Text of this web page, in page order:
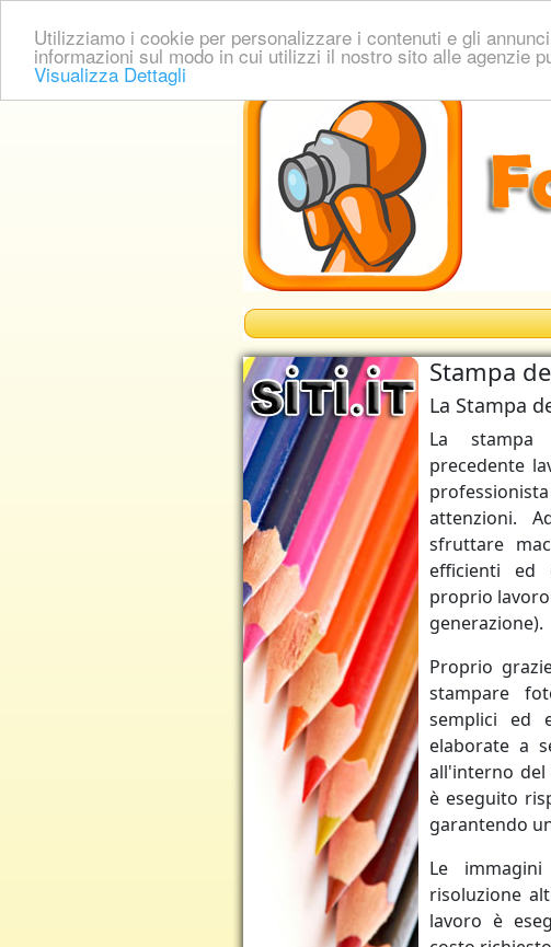
Utilizziamo i cookie per personalizzare i contenuti e gli
informazioni sul modo in cui utilizzi il nostro sito alle agenzie
Visualizza Dettagli
Stampa
La Stampa
La
precedente
attenzioni.
sfruttare
efficienti ed
proprio
generazione).
Proprio
stampare
semplici ed
elaborate a
all'interno
è eseguito
garantendo
Le
risoluzione
lavoro è